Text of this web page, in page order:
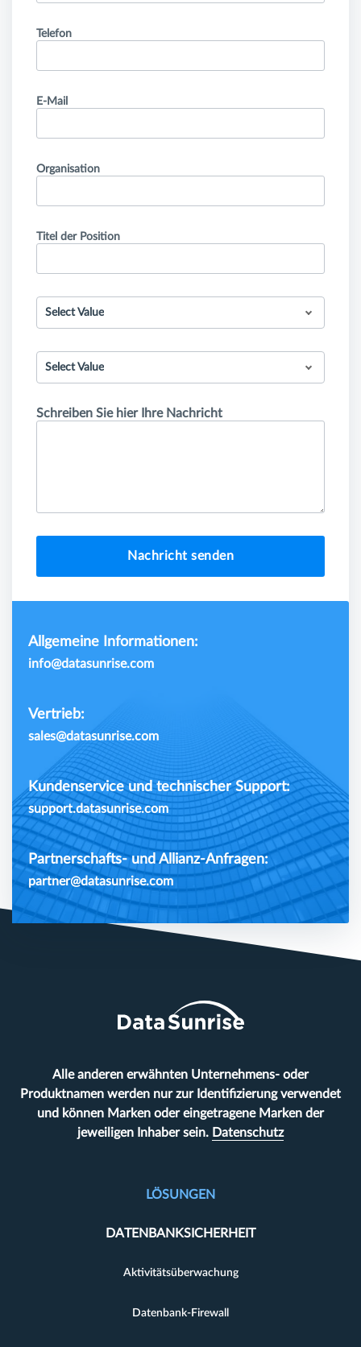
Telefon
E-Mail
Organisation
Titel der Position
Select Value
Select Value
Schreiben Sie hier Ihre Nachricht
Nachricht senden
Allgemeine Informationen:
info@datasunrise.com
Vertrieb:
sales@datasunrise.com
Kundenservice und technischer Support:
support.datasunrise.com
Partnerschafts- und Allianz-Anfragen:
partner@datasunrise.com
Alle anderen erwähnten Unternehmens- oder
Produktnamen werden nur zur Identifizierung verwendet
und können Marken oder eingetragene Marken der
jeweiligen Inhaber sein. Datenschutz
LÖSUNGEN
DATENBANKSICHERHEIT
Aktivitätsüberwachung
Datenbank-Firewall